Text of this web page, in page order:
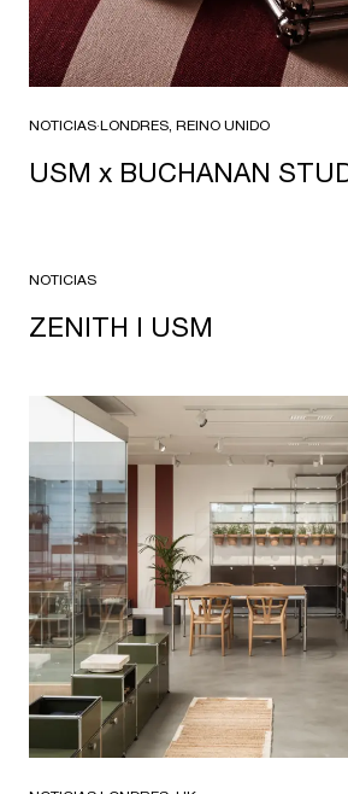
NOTICIAS·LONDRES, REINO UNIDO
USM x BUCHANAN
NOTICIAS
ZENITH I USM